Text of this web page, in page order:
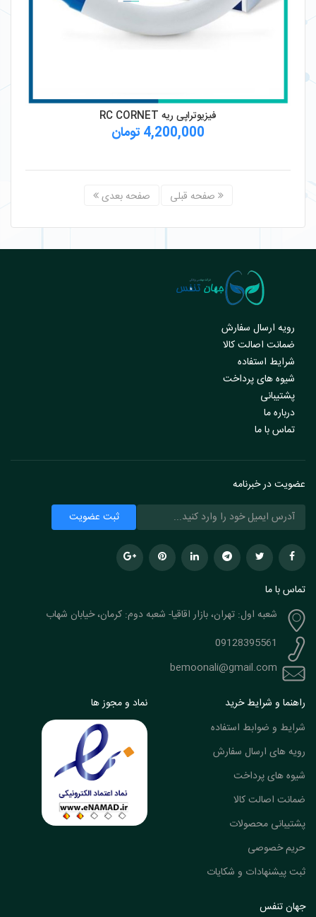
فیزیوتراپی ریه RC CORNET
4,200,000 تومان
صفحه قبلی صفحه بعدی
رویه ارسال سفارش
ضمانت اصالت کالا
شرایط استفاده
شیوه های پرداخت
پشتیبانی
درباره ما
تماس با ما
عضویت در خبرنامه
تماس با ما
شعبه اول: تهران، بازار اقاقیا- شعبه دوم: کرمان، خیابان شهاب
09128395561
bemoonali@gmail.com
راهنما و شرایط خرید
شرایط و ضوابط استفاده
رویه های ارسال سفارش
شیوه های پرداخت
ضمانت اصالت کالا
پشتیبانی محصولات
حریم خصوصی
ثبت پیشنهادات و شکایات
نماد و مجوز ها
جهان تنفس